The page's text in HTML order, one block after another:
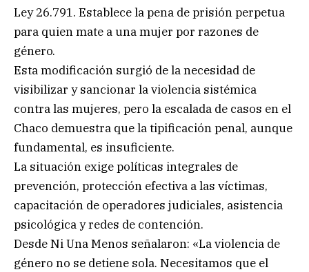
Ley 26.791. Establece la pena de prisión perpetua
para quien mate a una mujer por razones de
género.
Esta modificación surgió de la necesidad de
visibilizar y sancionar la violencia sistémica
contra las mujeres, pero la escalada de casos en el
Chaco demuestra que la tipificación penal, aunque
fundamental, es insuficiente.
La situación exige políticas integrales de
prevención, protección efectiva a las víctimas,
capacitación de operadores judiciales, asistencia
psicológica y redes de contención.
Desde Ni Una Menos señalaron: «La violencia de
género no se detiene sola. Necesitamos que el